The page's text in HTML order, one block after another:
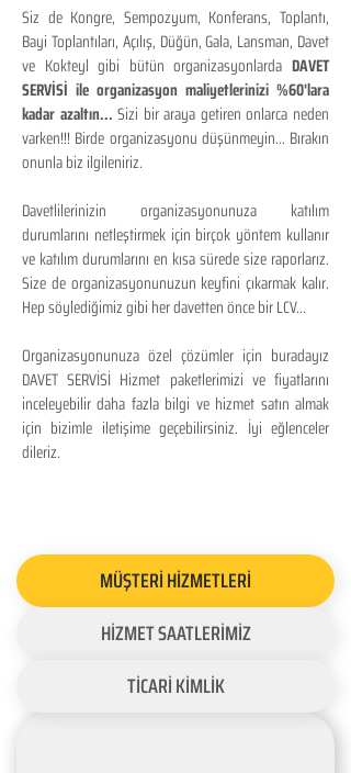
Siz de Kongre, Sempozyum, Konferans, Toplantı,
Bayi Toplantıları, Açılış, Düğün, Gala, Lansman, Davet
ve Kokteyl gibi bütün organizasyonlarda DAVET
SERVİSİ ile organizasyon maliyetlerinizi %60'lara
kadar azaltın...Sizi bir araya getiren onlarca neden
varken!!! Birde organizasyonu düşünmeyin... Bırakın
onunla biz ilgileniriz.
Davetlilerinizin organizasyonunuza katılım
durumlarını netleştirmek için birçok yöntem kullanır
ve katılım durumlarını en kısa sürede size raporlarız.
Size de organizasyonunuzun keyfini çıkarmak kalır.
Hep söylediğimiz gibi her davetten önce bir LCV...
Organizasyonunuza özel çözümler için buradayız
DAVET SERVİSİ Hizmet paketlerimizi ve fiyatlarını
inceleyebilir daha fazla bilgi ve hizmet satın almak
için bizimle iletişime geçebilirsiniz. İyi eğlenceler
dileriz.
MÜŞTERİ HİZMETLERİ
HİZMET SAATLERİMİZ
TİCARİ KİMLİK